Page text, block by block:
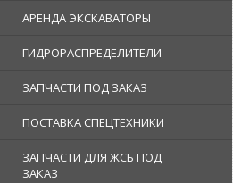
АРЕНДА ЭКСКАВАТОРЫ
ГИДРОРАСПРЕДЕЛИТЕЛИ
ЗАПЧАСТИ ПОД ЗАКАЗ
ПОСТАВКА СПЕЦТЕХНИКИ
ЗАПЧАСТИ ДЛЯ ЖСБ ПОД
ЗАКАЗ